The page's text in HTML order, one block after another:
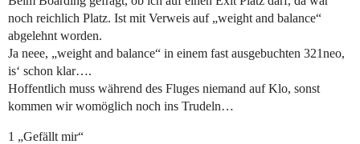
noch reichlich Platz. Ist mit Verweis auf „weight and balance“
abgelehnt worden.
Ja neee, „weight and balance“ in einem fast ausgebuchten 321neo,
is‘ schon klar….
Hoffentlich muss während des Fluges niemand auf Klo, sonst
kommen wir womöglich noch ins Trudeln…
1 „Gefällt mir“